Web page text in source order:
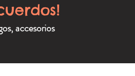
accesorios